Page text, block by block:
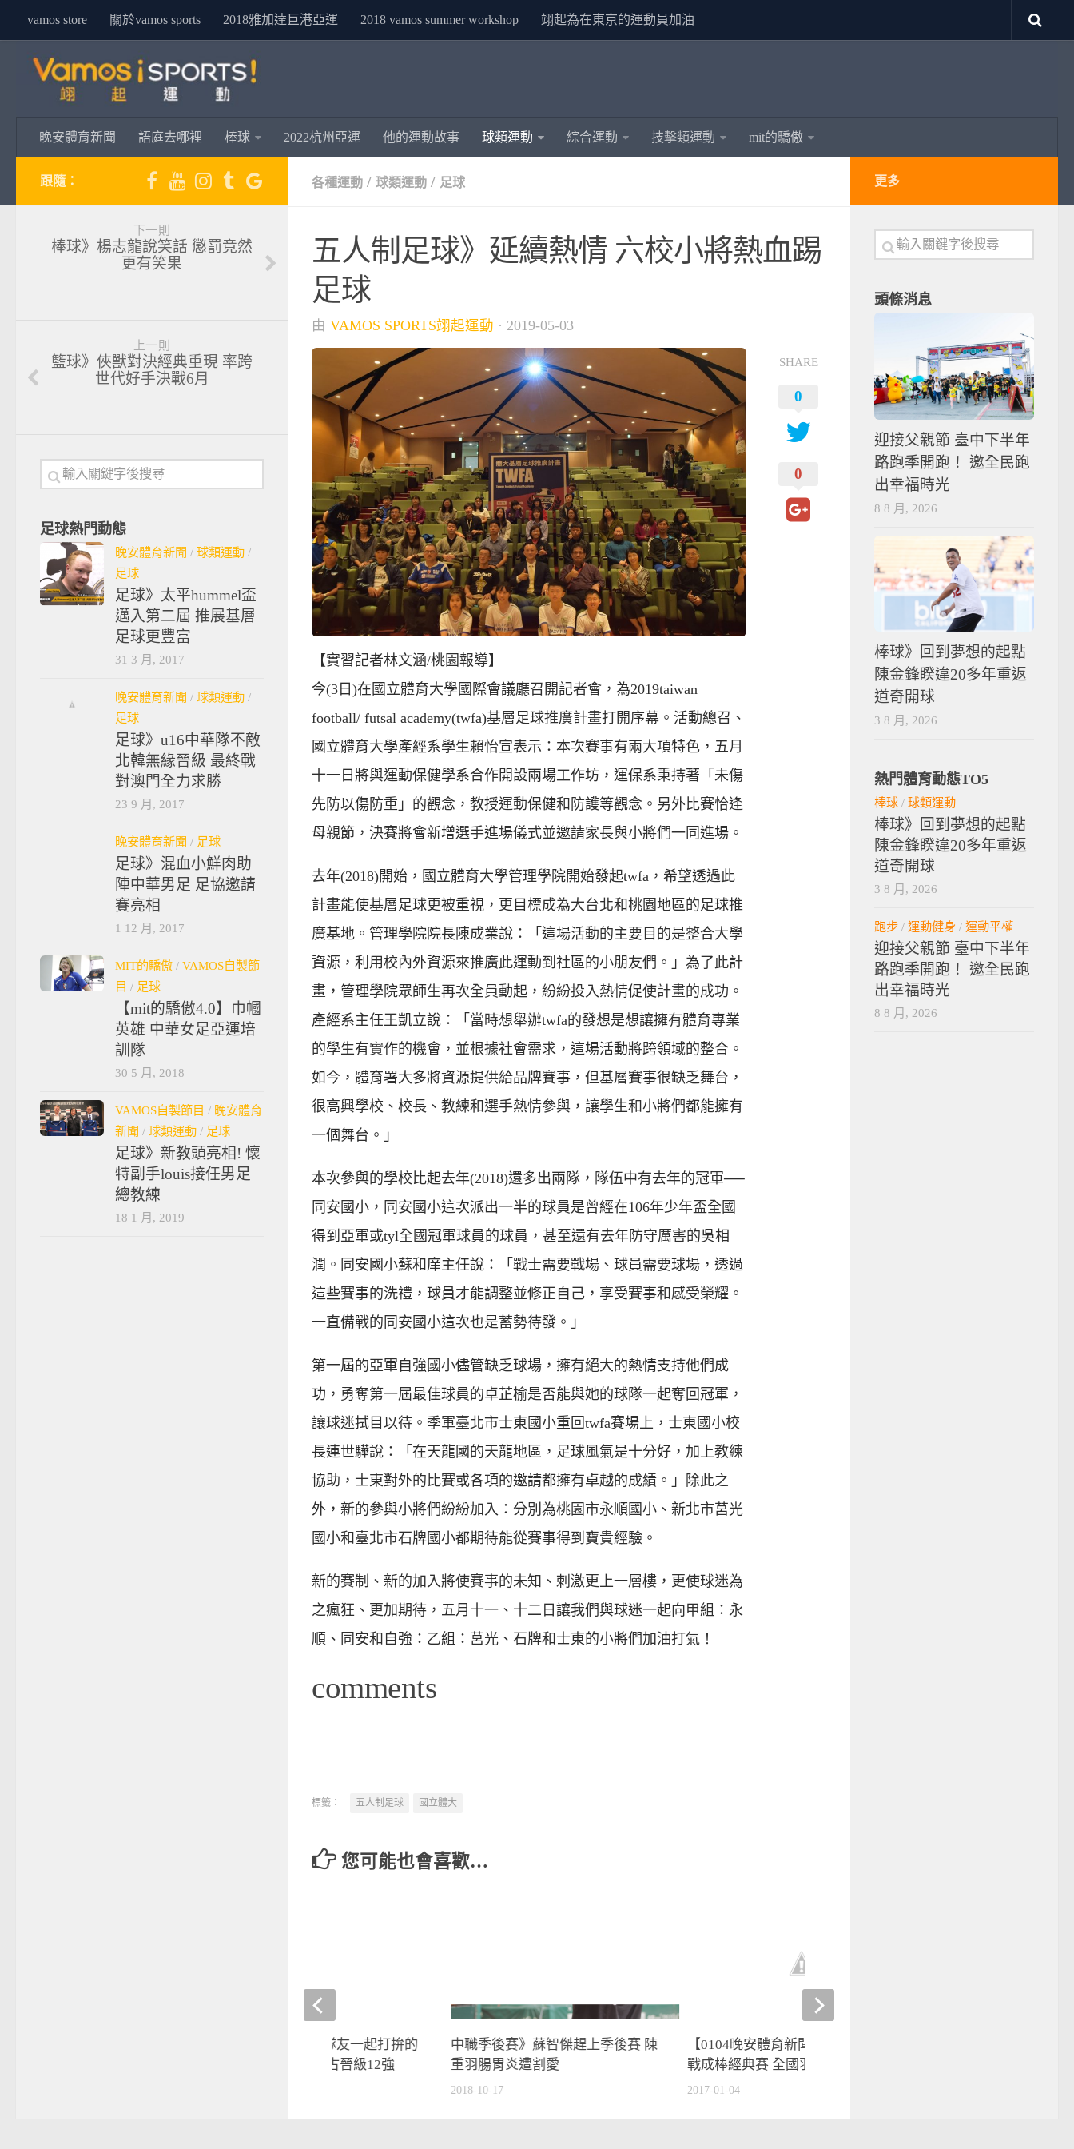
vamos store 關於vamos sports 2018雅加達巨港亞運 2018 vamos summer workshop 翊起為在東京的運動員加油
晚安體育新聞 語庭去哪裡 棒球 2022杭州亞運 他的運動故事 球類運動 綜合運動 技擊類運動 mit的驕傲
各種運動 / 球類運動 / 足球
五人制足球》延續熱情 六校小將熱血踢
足球
由 VAMOS SPORTS翊起運動 · 2019-05-03
【實習記者林文涵/桃園報導】
今(3日)在國立體育大學國際會議廳召開記者會，為2019taiwan
football/ futsal academy(twfa)基層足球推廣計畫打開序幕。活動總召、
國立體育大學產經系學生賴怡宣表示：本次賽事有兩大項特色，五月
十一日將與運動保健學系合作開設兩場工作坊，運保系秉持著「未傷
先防以傷防重」的觀念，教授運動保健和防護等觀念。另外比賽恰逢
母親節，決賽將會新增選手進場儀式並邀請家長與小將們一同進場。
去年(2018)開始，國立體育大學管理學院開始發起twfa，希望透過此
計畫能使基層足球更被重視，更目標成為大台北和桃園地區的足球推
廣基地。管理學院院長陳成業說：「這場活動的主要目的是整合大學
資源，利用校內外資源來推廣此運動到社區的小朋友們。」為了此計
畫，管理學院眾師生再次全員動起，紛紛投入熱情促使計畫的成功。
產經系主任王凱立說：「當時想舉辦twfa的發想是想讓擁有體育專業
的學生有實作的機會，並根據社會需求，這場活動將跨領域的整合。
如今，體育署大多將資源提供給品牌賽事，但基層賽事很缺乏舞台，
很高興學校、校長、教練和選手熱情參與，讓學生和小將們都能擁有
一個舞台。」
本次參與的學校比起去年(2018)還多出兩隊，隊伍中有去年的冠軍──
同安國小，同安國小這次派出一半的球員是曾經在106年少年盃全國
得到亞軍或tyl全國冠軍球員的球員，甚至還有去年防守厲害的吳相
潤。同安國小蘇和庠主任說：「戰士需要戰場、球員需要球場，透過
這些賽事的洗禮，球員才能調整並修正自己，享受賽事和感受榮耀。
一直備戰的同安國小這次也是蓄勢待發。」
第一屆的亞軍自強國小儘管缺乏球場，擁有絕大的熱情支持他們成
功，勇奪第一屆最佳球員的卓芷榆是否能與她的球隊一起奪回冠軍，
讓球迷拭目以待。季軍臺北市士東國小重回twfa賽場上，士東國小校
長連世驊說：「在天龍國的天龍地區，足球風氣是十分好，加上教練
協助，士東對外的比賽或各項的邀請都擁有卓越的成績。」除此之
外，新的參與小將們紛紛加入：分別為桃園市永順國小、新北市莒光
國小和臺北市石牌國小都期待能從賽事得到寶貴經驗。
新的賽制、新的加入將使賽事的未知、刺激更上一層樓，更使球迷為
之瘋狂、更加期待，五月十一、十二日讓我們與球迷一起向甲組：永
順、同安和自強：乙組：莒光、石牌和士東的小將們加油打氣！
comments
SHARE
0
0
標籤： 五人制足球 國立體大
您可能也會喜歡…
中職季後賽》蘇智傑趕上季後賽 陳
重羽腸胃炎遭割愛
2018-10-17
【0104晚安體育新聞】富邦公牛備
戰成棒經典賽 全國羽球排名賽開打
2017-01-04
杭州亞運》享受與隊友一起打拚的
時光 中華男排勝蒙古晉級12強
跟隨：
下一則
棒球》楊志龍說笑話 懲罰竟然
更有笑果
上一則
籃球》俠獸對決經典重現 率跨
世代好手決戰6月
足球熱門動態
晚安體育新聞 / 球類運動 /
足球
足球》太平hummel盃
邁入第二屆 推展基層
足球更豐富
31 3 月, 2017
晚安體育新聞 / 球類運動 /
足球
足球》u16中華隊不敵
北韓無緣晉級 最終戰
對澳門全力求勝
23 9 月, 2017
晚安體育新聞 / 足球
足球》混血小鮮肉助
陣中華男足 足協邀請
賽亮相
1 12 月, 2017
MIT的驕傲 / VAMOS自製節
目 / 足球
【mit的驕傲4.0】巾幗
英雄 中華女足亞運培
訓隊
30 5 月, 2018
VAMOS自製節目 / 晚安體育
新聞 / 球類運動 / 足球
足球》新教頭亮相! 懷
特副手louis接任男足
總教練
18 1 月, 2019
更多
頭條消息
迎接父親節 臺中下半年
路跑季開跑！ 邀全民跑
出幸福時光
8 8 月, 2026
棒球》回到夢想的起點
陳金鋒睽違20多年重返
道奇開球
3 8 月, 2026
熱門體育動態TO5
棒球 / 球類運動
棒球》回到夢想的起點
陳金鋒睽違20多年重返
道奇開球
3 8 月, 2026
跑步 / 運動健身 / 運動平權
迎接父親節 臺中下半年
路跑季開跑！ 邀全民跑
出幸福時光
8 8 月, 2026